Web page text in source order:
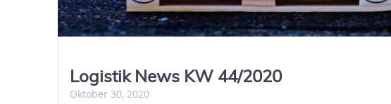
Logistik News KW 44/2020
Oktober 30, 2020